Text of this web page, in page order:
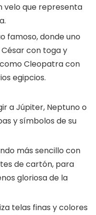
velo que representa
famoso, donde uno
con toga y
Cleopatra con
egipcios.
a Júpiter, Neptuno o
y símbolos de su
más sencillo con
de cartón, para
gloriosa de la
telas finas y colores